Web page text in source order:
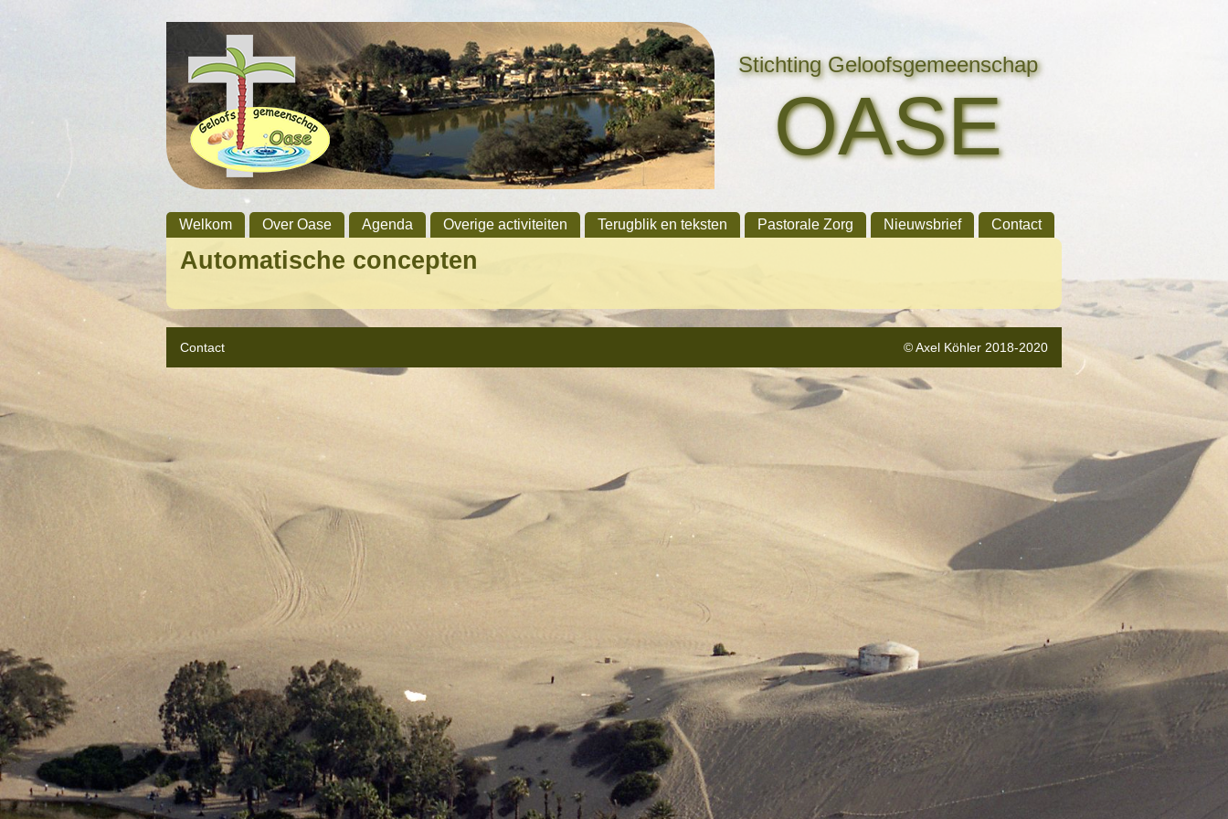
Stichting Geloofsgemeenschap
OASE
Welkom Over Oase Agenda Overige activiteiten Terugblik en teksten Pastorale Zorg Nieuwsbrief Contact
Automatische concepten
Contact © Axel Köhler 2018-2020